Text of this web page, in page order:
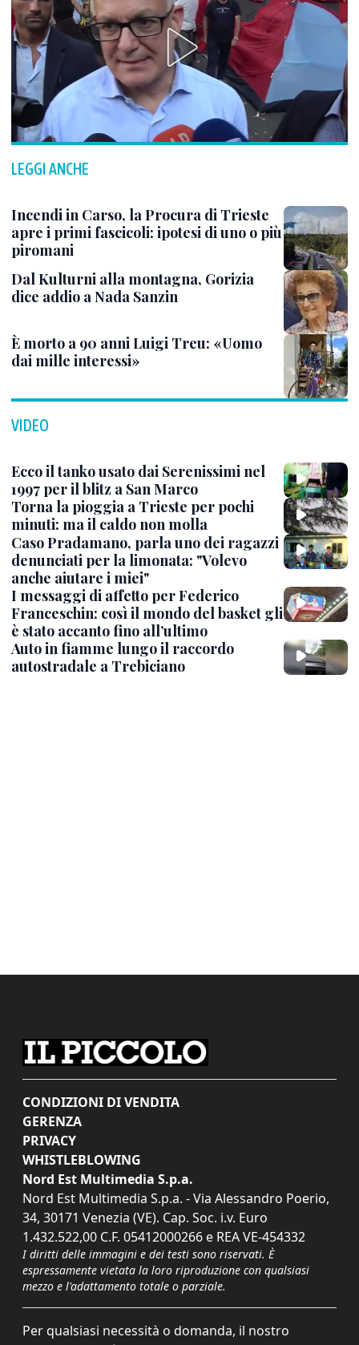
LEGGI ANCHE
Incendi in Carso, la Procura di Trieste
apre i primi fascicoli: ipotesi di uno o più
piromani
Dal Kulturni alla montagna, Gorizia
dice addio a Nada Sanzin
È morto a 90 anni Luigi Treu: «Uomo
dai mille interessi»
VIDEO
Ecco il tanko usato dai Serenissimi nel
1997 per il blitz a San Marco
Torna la pioggia a Trieste per pochi
minuti: ma il caldo non molla
Caso Pradamano, parla uno dei ragazzi
denunciati per la limonata: "Volevo
anche aiutare i miei"
I messaggi di affetto per Federico
Franceschin: così il mondo del basket gli
è stato accanto fino all’ultimo
Auto in fiamme lungo il raccordo
autostradale a Trebiciano
CONDIZIONI DI VENDITA
GERENZA
PRIVACY
WHISTLEBLOWING
Nord Est Multimedia S.p.a.
Nord Est Multimedia S.p.a. - Via Alessandro Poerio,
34, 30171 Venezia (VE). Cap. Soc. i.v. Euro
1.432.522,00 C.F. 05412000266 e REA VE-454332
I diritti delle immagini e dei testi sono riservati. È
espressamente vietata la loro riproduzione con qualsiasi
mezzo e l'adattamento totale o parziale.
Per qualsiasi necessità o domanda, il nostro